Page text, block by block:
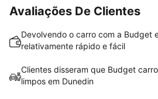
Avaliações De Clientes
Devolvendo o carro com a Budget
relativamente rápido e fácil
Clientes disseram que Budget
limpos em Dunedin